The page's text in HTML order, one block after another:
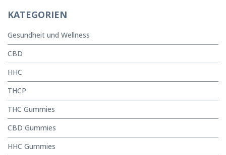
KATEGORIEN
Gesundheit und Wellness
CBD
HHC
THCP
THC Gummies
CBD Gummies
HHC Gummies